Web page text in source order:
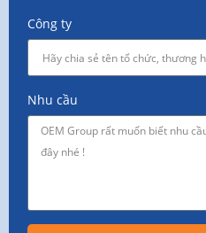
Công ty
Nhu cầu